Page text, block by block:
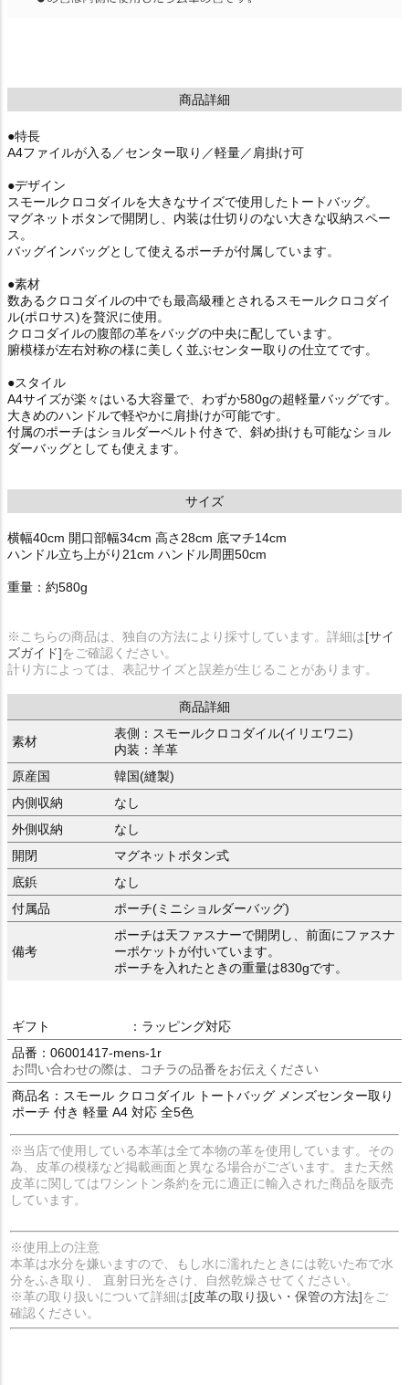
商品詳細
●特長
A4ファイルが入る／センター取り／軽量／肩掛け可
●デザイン
スモールクロコダイルを大きなサイズで使用したトートバッグ。
マグネットボタンで開閉し、内装は仕切りのない大きな収納スペー
ス。
バッグインバッグとして使えるポーチが付属しています。
●素材
数あるクロコダイルの中でも最高級種とされるスモールクロコダイ
ル(ポロサス)を贅沢に使用。
クロコダイルの腹部の革をバッグの中央に配しています。
腑模様が左右対称の様に美しく並ぶセンター取りの仕立てです。
●スタイル
A4サイズが楽々はいる大容量で、わずか580gの超軽量バッグです。
大きめのハンドルで軽やかに肩掛けが可能です。
付属のポーチはショルダーベルト付きで、斜め掛けも可能なショル
ダーバッグとしても使えます。
サイズ
横幅40cm 開口部幅34cm 高さ28cm 底マチ14cm
ハンドル立ち上がり21cm ハンドル周囲50cm
重量：約580g
※こちらの商品は、独自の方法により採寸しています。詳細は[サイ
ズガイド]をご確認ください。
計り方によっては、表記サイズと誤差が生じることがあります。
商品詳細
素材
表側：スモールクロコダイル(イリエワニ)
内装：羊革
原産国
韓国(縫製)
内側収納
なし
外側収納
なし
開閉
マグネットボタン式
底鋲
なし
付属品
ポーチ(ミニショルダーバッグ)
備考
ポーチは天ファスナーで開閉し、前面にファスナ
ーポケットが付いています。
ポーチを入れたときの重量は830gです。
ギフト
：ラッピング対応
品番：06001417-mens-1r
お問い合わせの際は、コチラの品番をお伝えください
商品名：スモール クロコダイル トートバッグ メンズセンター取り
ポーチ 付き 軽量 A4 対応 全5色
※当店で使用している本革は全て本物の革を使用しています。その
為、皮革の模様など掲載画面と異なる場合がございます。また天然
皮革に関してはワシントン条約を元に適正に輸入された商品を販売
しています。
※使用上の注意
本革は水分を嫌いますので、もし水に濡れたときには乾いた布で水
分をふき取り、 直射日光をさけ、自然乾燥させてください。
※革の取り扱いについて詳細は[皮革の取り扱い・保管の方法]をご
確認ください。